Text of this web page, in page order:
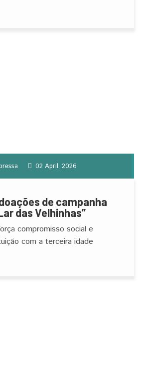
02 April, 2026
de campanha
das Velhinhas”
compromisso social e
com a terceira idade